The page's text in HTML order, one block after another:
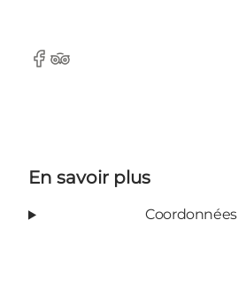
Facebook
Tripadvisor
En savoir plus
Coordonnées